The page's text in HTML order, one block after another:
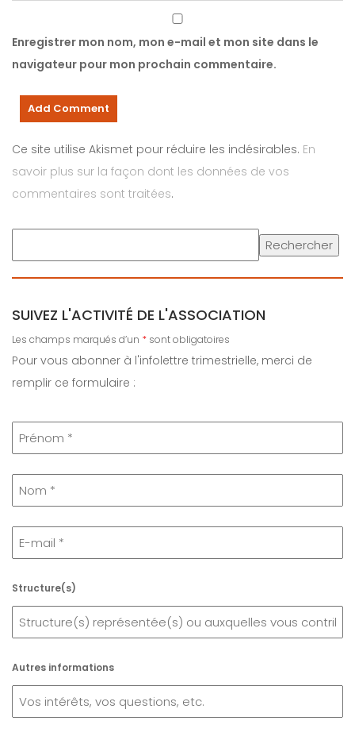
Enregistrer mon nom, mon e-mail et mon site dans le
navigateur pour mon prochain commentaire.
Ce site utilise Akismet pour réduire les indésirables. En
savoir plus sur la façon dont les données de vos
commentaires sont traitées.
Rechercher
SUIVEZ L'ACTIVITÉ DE L'ASSOCIATION
Les champs marqués d’un * sont obligatoires
Pour vous abonner à l'infolettre trimestrielle, merci de
remplir ce formulaire :
Structure(s)
Autres informations